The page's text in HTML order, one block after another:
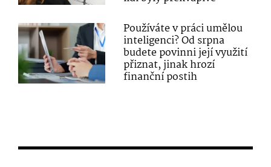
Používáte v práci umělou
inteligenci? Od srpna
budete povinni její využití
přiznat, jinak hrozí
finanční postih